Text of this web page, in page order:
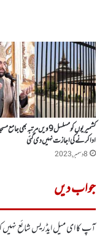
کشمیریوں کو مسلسل 9ویں مرتبہ بھی
اداکرنے کی اجازت نہیں دی گئی
8 دسمبر, 2023
جواب دیں
آپ کا ای میل ایڈریس شائع نہیں